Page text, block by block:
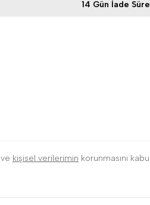
14 Gün İade
ve kişisel verilerimin korunmasını